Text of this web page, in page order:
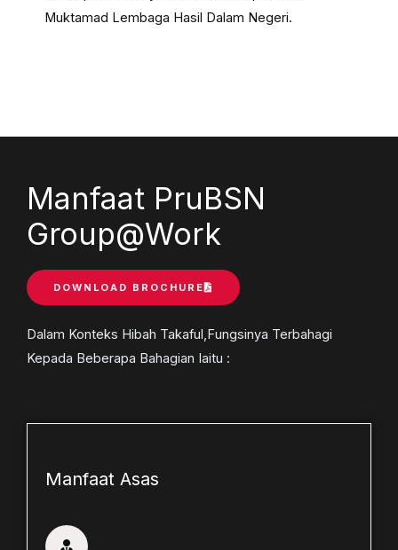
Muktamad Lembaga Hasil Dalam Negeri.
Manfaat PruBSN
Group@Work
DOWNLOAD BROCHURE
Dalam Konteks Hibah Takaful,Fungsinya Terbahagi
Kepada Beberapa Bahagian Iaitu :
Manfaat Asas